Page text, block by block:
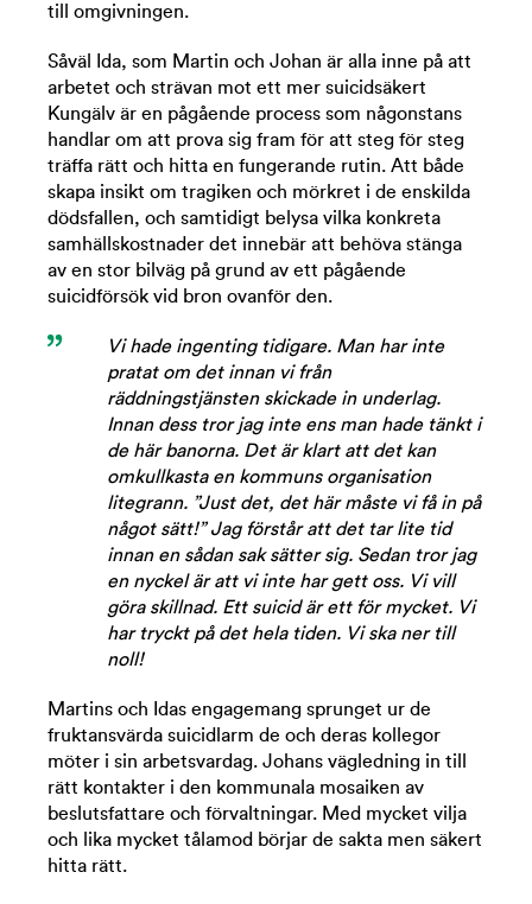
till omgivningen.
Såväl Ida, som Martin och Johan är alla inne på att
arbetet och strävan mot ett mer suicidsäkert
Kungälv är en pågående process som någonstans
handlar om att prova sig fram för att steg för steg
träffa rätt och hitta en fungerande rutin. Att både
skapa insikt om tragiken och mörkret i de enskilda
dödsfallen, och samtidigt belysa vilka konkreta
samhällskostnader det innebär att behöva stänga
av en stor bilväg på grund av ett pågående
suicidförsök vid bron ovanför den.
Vi hade ingenting tidigare. Man har inte
pratat om det innan vi från
räddningstjänsten skickade in underlag.
Innan dess tror jag inte ens man hade tänkt i
de här banorna. Det är klart att det kan
omkullkasta en kommuns organisation
litegrann. ”Just det, det här måste vi få in på
något sätt!” Jag förstår att det tar lite tid
innan en sådan sak sätter sig. Sedan tror jag
en nyckel är att vi inte har gett oss. Vi vill
göra skillnad. Ett suicid är ett för mycket. Vi
har tryckt på det hela tiden. Vi ska ner till
noll!
Martins och Idas engagemang sprunget ur de
fruktansvärda suicidlarm de och deras kollegor
möter i sin arbetsvardag. Johans vägledning in till
rätt kontakter i den kommunala mosaiken av
beslutsfattare och förvaltningar. Med mycket vilja
och lika mycket tålamod börjar de sakta men säkert
hitta rätt.